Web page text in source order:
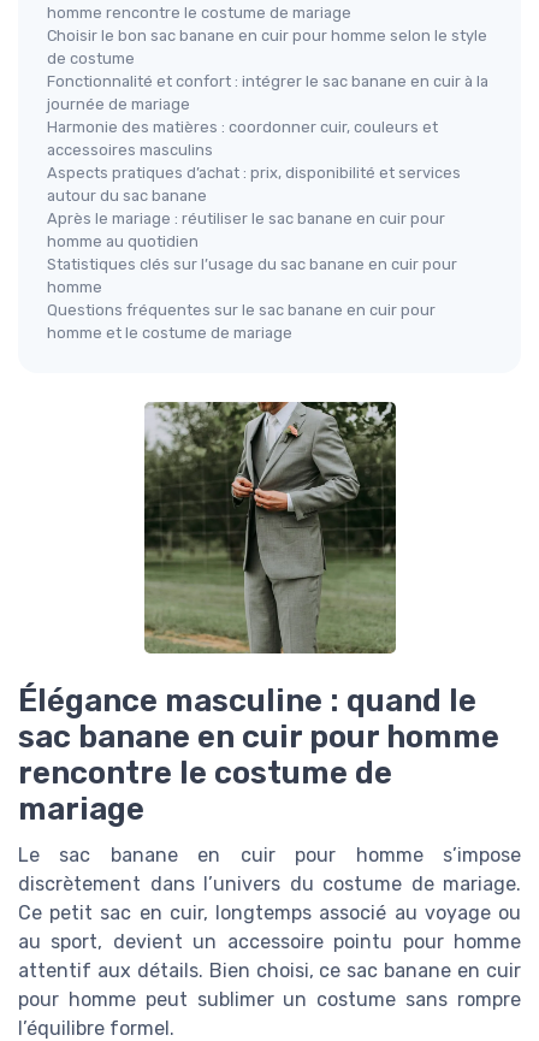
homme rencontre le costume de mariage
Choisir le bon sac banane en cuir pour homme selon le style
de costume
Fonctionnalité et confort : intégrer le sac banane en cuir à la
journée de mariage
Harmonie des matières : coordonner cuir, couleurs et
accessoires masculins
Aspects pratiques d’achat : prix, disponibilité et services
autour du sac banane
Après le mariage : réutiliser le sac banane en cuir pour
homme au quotidien
Statistiques clés sur l’usage du sac banane en cuir pour
homme
Questions fréquentes sur le sac banane en cuir pour
homme et le costume de mariage
Élégance masculine : quand le
sac banane en cuir pour homme
rencontre le costume de
mariage
Le sac banane en cuir pour homme s’impose
discrètement dans l’univers du costume de mariage.
Ce petit sac en cuir, longtemps associé au voyage ou
au sport, devient un accessoire pointu pour homme
attentif aux détails. Bien choisi, ce sac banane en cuir
pour homme peut sublimer un costume sans rompre
l’équilibre formel.